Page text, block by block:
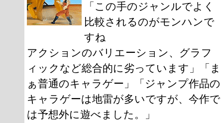
「この手のジャンルでよく
比較されるのがモンハンで
すね
アクションのバリエーション、グラフ
ィックなど総合的に劣っています」「ま
ぁ普通のキャラゲー」「ジャンプ作品の
キャラゲーは地雷が多いですが、今作で
は予想外に遊べました。」